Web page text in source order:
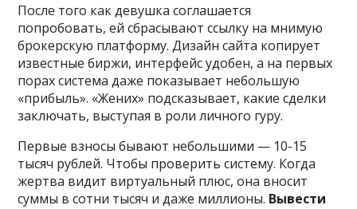
После того как девушка соглашается
попробовать, ей сбрасывают ссылку на мнимую
брокерскую платформу. Дизайн сайта копирует
известные биржи, интерфейс удобен, а на первых
порах система даже показывает небольшую
«прибыль». «Жених» подсказывает, какие сделки
заключать, выступая в роли личного гуру.
Первые взносы бывают небольшими — 10-15
тысяч рублей. Чтобы проверить систему. Когда
жертва видит виртуальный плюс, она вносит
суммы в сотни тысяч и даже миллионы. Вывести